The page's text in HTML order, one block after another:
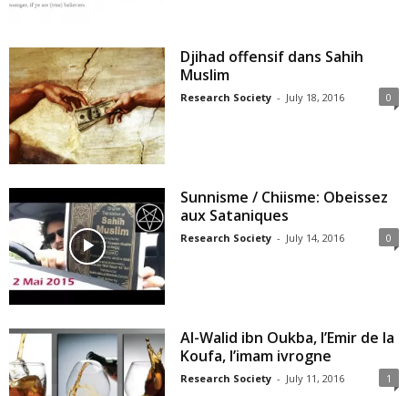
Djihad offensif dans Sahih
Muslim
Research Society - July 18, 2016 0
Sunnisme / Chiisme: Obeissez
aux Sataniques
Research Society - July 14, 2016 0
Al-Walid ibn Oukba, l’Emir de la
Koufa, l’imam ivrogne
Research Society - July 11, 2016 1